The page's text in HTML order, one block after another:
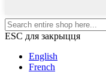
ESC для закрыцця
English
French